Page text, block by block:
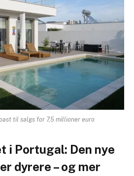
til salgs for 7,5 millioner euro
i Portugal: Den nye
dyrere – og mer